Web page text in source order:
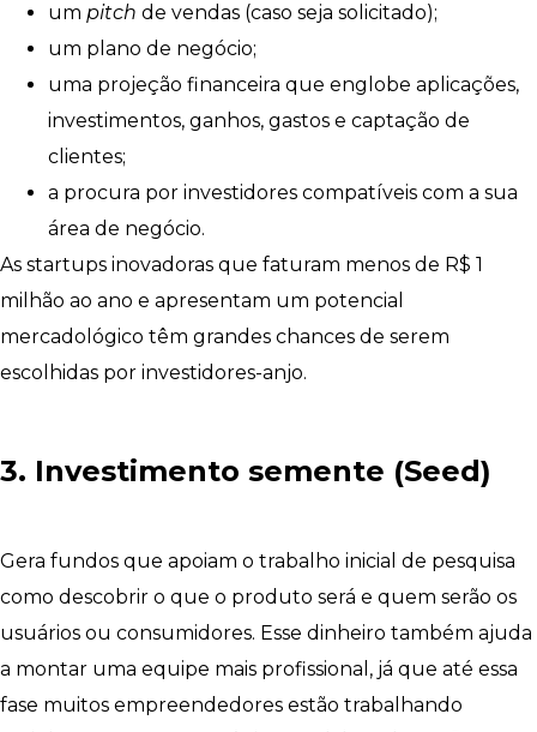
um pitch de vendas (caso seja solicitado);
um plano de negócio;
uma projeção financeira que englobe aplicações,
investimentos, ganhos, gastos e captação de
clientes;
a procura por investidores compatíveis com a sua
área de negócio.
As startups inovadoras que faturam menos de R$ 1
milhão ao ano e apresentam um potencial
mercadológico têm grandes chances de serem
escolhidas por investidores-anjo.
3. Investimento semente (Seed)
Gera fundos que apoiam o trabalho inicial de pesquisa
como descobrir o que o produto será e quem serão os
usuários ou consumidores. Esse dinheiro também ajuda
a montar uma equipe mais profissional, já que até essa
fase muitos empreendedores estão trabalhando